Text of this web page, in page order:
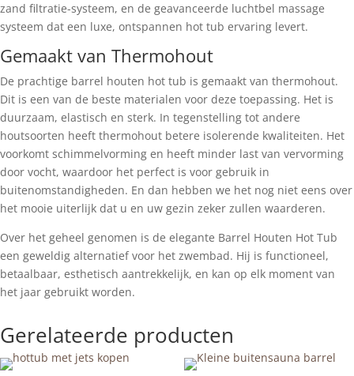
zand filtratie-systeem, en de geavanceerde luchtbel massage
systeem dat een luxe, ontspannen hot tub ervaring levert.
Gemaakt van Thermohout
De prachtige barrel houten hot tub is gemaakt van thermohout.
Dit is een van de beste materialen voor deze toepassing. Het is
duurzaam, elastisch en sterk. In tegenstelling tot andere
houtsoorten heeft thermohout betere isolerende kwaliteiten. Het
voorkomt schimmelvorming en heeft minder last van vervorming
door vocht, waardoor het perfect is voor gebruik in
buitenomstandigheden. En dan hebben we het nog niet eens over
het mooie uiterlijk dat u en uw gezin zeker zullen waarderen.
Over het geheel genomen is de elegante Barrel Houten Hot Tub
een geweldig alternatief voor het zwembad. Hij is functioneel,
betaalbaar, esthetisch aantrekkelijk, en kan op elk moment van
het jaar gebruikt worden.
Gerelateerde producten